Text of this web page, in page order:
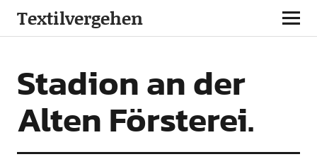
Textilvergehen
Stadion an der
Alten Försterei.